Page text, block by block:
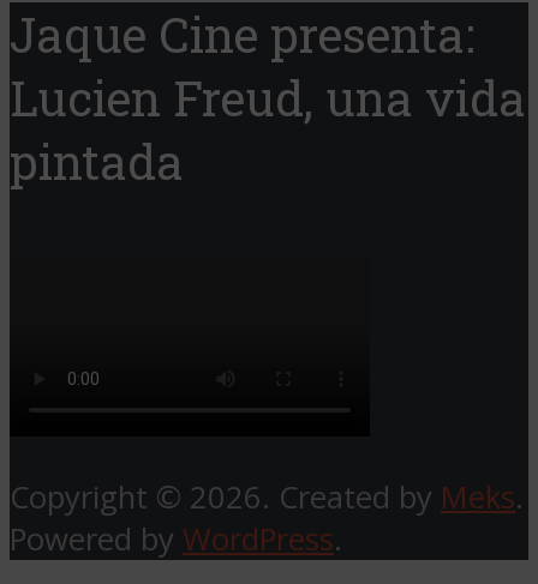
Jaque Cine presenta:
Lucien Freud, una vida
pintada
Copyright © 2026. Created by Meks.
Powered by WordPress.